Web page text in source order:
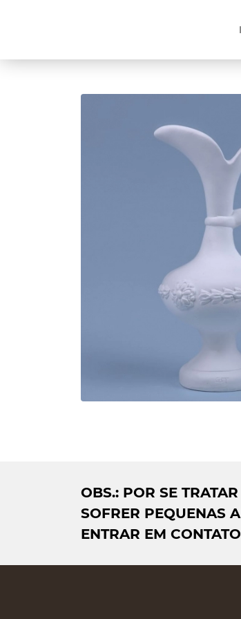
OBS.: POR SE
SOFRER PEQUENAS
ENTRAR EM